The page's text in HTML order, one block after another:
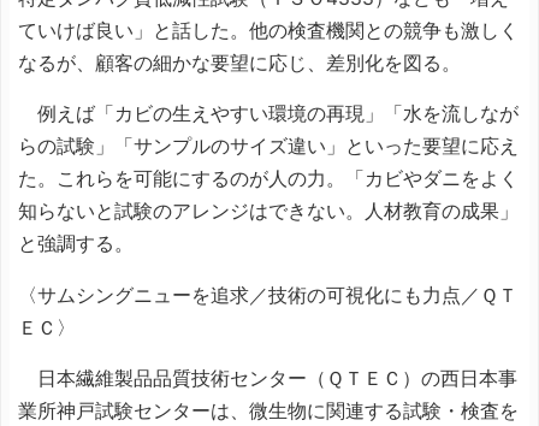
ていけば良い」と話した。他の検査機関との競争も激しく
なるが、顧客の細かな要望に応じ、差別化を図る。
例えば「カビの生えやすい環境の再現」「水を流しなが
らの試験」「サンプルのサイズ違い」といった要望に応え
た。これらを可能にするのが人の力。「カビやダニをよく
知らないと試験のアレンジはできない。人材教育の成果」
と強調する。
〈サムシングニューを追求／技術の可視化にも力点／ＱＴ
ＥＣ〉
日本繊維製品品質技術センター（ＱＴＥＣ）の西日本事
業所神戸試験センターは、微生物に関連する試験・検査を